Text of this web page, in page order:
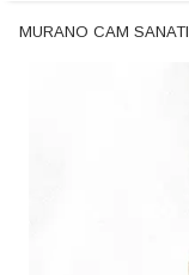
MURANO CAM SANATI